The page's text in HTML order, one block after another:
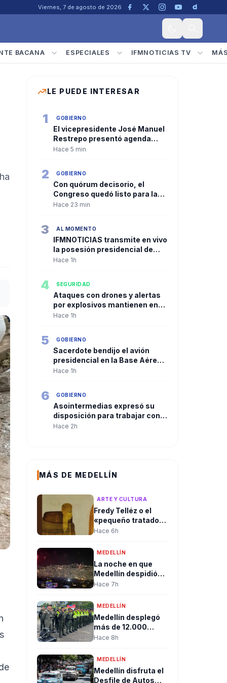
Viernes, 7 de agosto de 2026
BACANA ESPECIALES IFMNOTICIAS TV
LE PUEDE INTERESAR
1 GOBIERNO
El vicepresidente José Manuel
Restrepo presentó agenda
para restablecer la relación
Hace 5 min
2 GOBIERNO
Con quórum decisorio, el
Congreso quedó listo para la
posesión presidencial en Cali
Hace 23 min
3 AL MOMENTO
IFMNOTICIAS transmite en vivo
la posesión presidencial de
Abelardo De la Espriella desde
Hace 1h
4 SEGURIDAD
Ataques con drones y alertas
por explosivos mantienen en
máxima vigilancia a Antioquia y
Hace 1h
5 GOBIERNO
Sacerdote bendijo el avión
presidencial en la Base Aérea
Marco Fidel Suárez de Cali
Hace 1h
6 GOBIERNO
Asointermedias expresó su
disposición para trabajar con
el Gobierno de Abelardo de la
Hace 2h
MÁS DE MEDELLÍN
ARTE Y CULTURA
Fredy Telléz o el
«pequeño tratado
del libre pensador»
Hace 6h
MEDELLÍN
La noche en que
Medellín despidió
un gobierno entre
dando la bienvenida
cambio
Hace 7h
MEDELLÍN
Medellín desplegó
más de 12.000
uniformados para
seguridad durante
jornada de posesión
presidencial en
Hace 8h
MEDELLÍN
Medellín disfruta el
Desfile de Autos